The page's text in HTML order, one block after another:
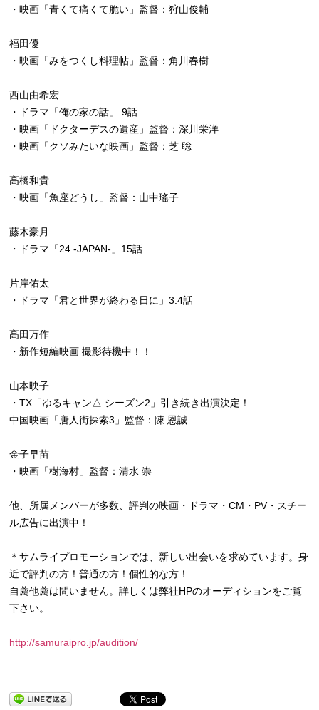
・映画「青くて痛くて脆い」監督：狩山俊輔
福田優
・映画「みをつくし料理帖」監督：角川春樹
西山由希宏
・ドラマ「俺の家の話」 9話
・映画「ドクターデスの遺産」監督：深川栄洋
・映画「クソみたいな映画」監督：芝 聡
高橋和貴
・映画「魚座どうし」監督：山中瑤子
藤木豪月
・ドラマ「24 -JAPAN-」15話
片岸佑太
・ドラマ「君と世界が終わる日に」3.4話
髙田万作
・新作短編映画 撮影待機中！！
山本映子
・TX「ゆるキャン△ シーズン2」引き続き出演決定！
中国映画「唐人街探索3」監督：陳 恩誠
金子早苗
・映画「樹海村」監督：清水 崇
他、所属メンバーが多数、評判の映画・ドラマ・CM・PV・スチー
ル広告に出演中！
＊サムライプロモーションでは、新しい出会いを求めています。身
近で評判の方！普通の方！個性的な方！
自薦他薦は問いません。詳しくは弊社HPのオーディションをご覧
下さい。
http://samuraipro.jp/audition/